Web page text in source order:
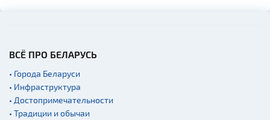
ВСЁ ПРО БЕЛАРУСЬ
• Города Беларуси
• Инфраструктура
• Достопримечательности
• Традиции и обычаи